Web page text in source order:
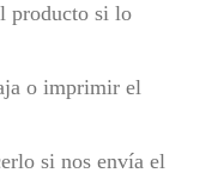
producto si lo
o imprimir el
si nos envía el